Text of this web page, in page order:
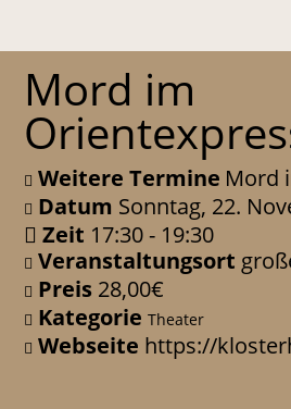
Mord im
Weitere Termine Mord
Datum Sonntag, 22.
Zeit 17:30 - 19:30
Veranstaltungsort
Preis 28,00€
KategorieTheater
Webseite https://